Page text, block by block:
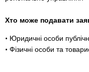
Хто може подавати
• Юридичні особи
• Фізичні особи та